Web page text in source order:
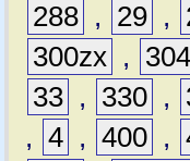
288 , 29 ,
300zx , 304
33 , 330 ,
, 4 , 400 ,